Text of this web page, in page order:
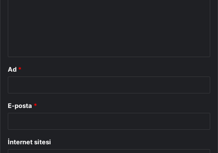
Ad *
E-posta *
İnternet sitesi